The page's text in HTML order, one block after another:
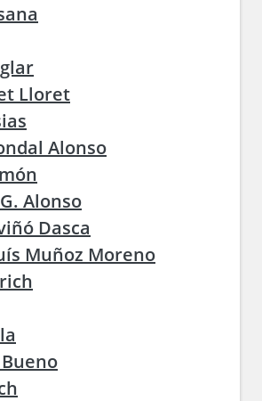
Lloret
Alonso
Alonso
Dasca
Muñoz Moreno